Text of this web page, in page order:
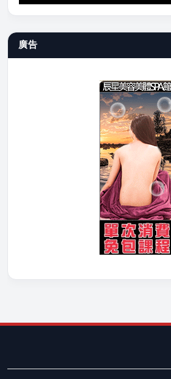
廣告